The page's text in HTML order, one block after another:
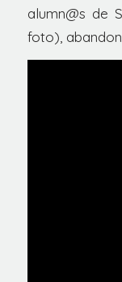
alumn@s de
foto),